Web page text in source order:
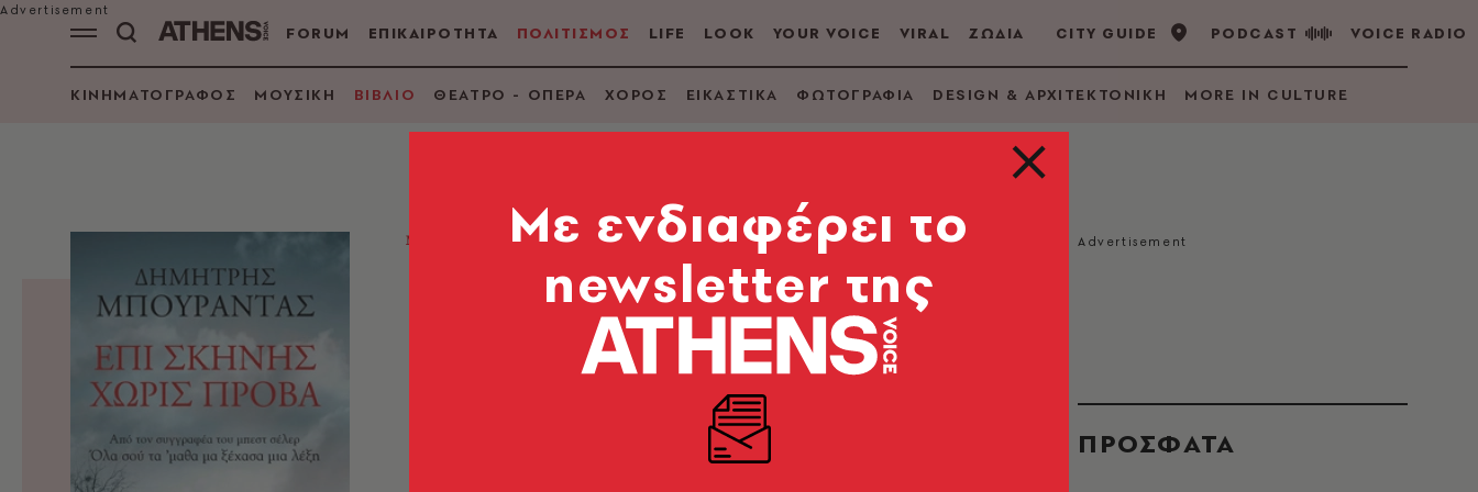
FORUM ΕΠΙΚΑΙΡΟΤΗΤΑ ΠΟΛΙΤΙΣΜΟΣ LIFE LOOK YOUR VOICE VIRAL ΖΩΔΙΑ CITY GUIDE PODCAST VOICE RADIO
ΚΙΝΗΜΑΤΟΓΡΑΦΟΣ ΜΟΥΣΙΚΗ ΒΙΒΛΙΟ ΘΕΑΤΡΟ - ΟΠΕΡΑ ΧΟΡΟΣ ΕΙΚΑΣΤΙΚΑ ΦΩΤΟΓΡΑΦΙΑ DESIGN & ΑΡΧΙΤΕΚΤΟΝΙΚΗ MORE IN CULTURE
ΜΕΛΕΤΕΣ
Επι σκηνής χωρίς πρόβα
Πατάκη ΠΡΟΣΦΑΤΑ
Mε ενδιαφέρει το
newsletter της